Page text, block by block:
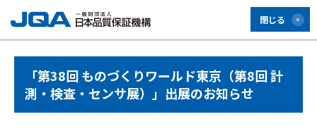
閉じる
「第38回 ものづくりワールド東京（第8回 計
測・検査・センサ展）」出展のお知らせ